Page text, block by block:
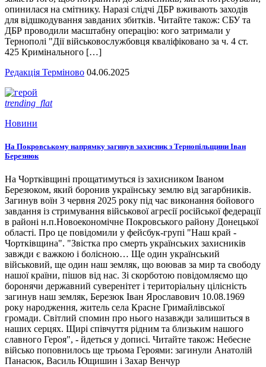
опинилася на смітнику. Наразі слідчі ДБР вживають заходів
для відшкодування завданих збитків. Читайте також: СБУ та
ДБР проводили масштабну операцію: кого затримали у
Тернополі "Дії військовослужбовця кваліфіковано за ч. 4 ст.
425 Кримінального […]
Редакція Терміново 04.06.2025
trending_flat
Новини
На Покровському напрямку загинув захисник з Тернопільщини Іван
Березнюк
На Чортківщині прощатимуться із захисником Іваном
Березюком, який боронив українську землю від загарбників.
Загинув воїн 3 червня 2025 року під час виконання бойового
завдання із стримування військової агресії російської федерації
в районі н.п.Новоекономічне Покровського району Донецької
області. Про це повідомили у фейсбук-групі "Наш край -
Чортківщина". "Звістка про смерть українських захисників
завжди є важкою і болісною… Ще один український
військовий, ще один наш земляк, що воював за мир та свободу
нашої країни, пішов від нас. Зі скорботою повідомляємо що
боронячи державний суверенітет і територіальну цілісність
загинув наш земляк, Березюк Іван Ярославович 10.08.1969
року народження, житель села Красне Гримайлівської
громади. Світлий спомин про нього назавжди залишиться в
наших серцях. Щирі співчуття рідним та близьким нашого
славного Героя", - йдеться у дописі. Читайте також: Небесне
військо поповнилось ще трьома Героями: загинули Анатолій
Панасюк, Василь Ющишин і Захар Венчур